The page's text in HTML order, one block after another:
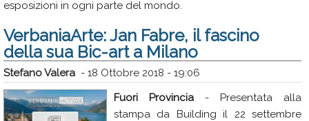
esposizioni in ogni parte del mondo.
VerbaniaArte: Jan Fabre, il fascino
della sua Bic-art a Milano
Stefano Valera - 18 Ottobre 2018 - 19:06
Fuori Provincia - Presentata alla
stampa da Building il 22 settembre